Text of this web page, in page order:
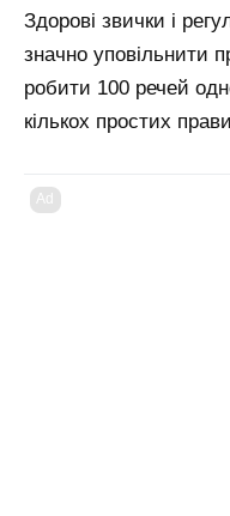
Здорові звички і
значно уповільнити
робити 100 речей
кількох простих
Ad